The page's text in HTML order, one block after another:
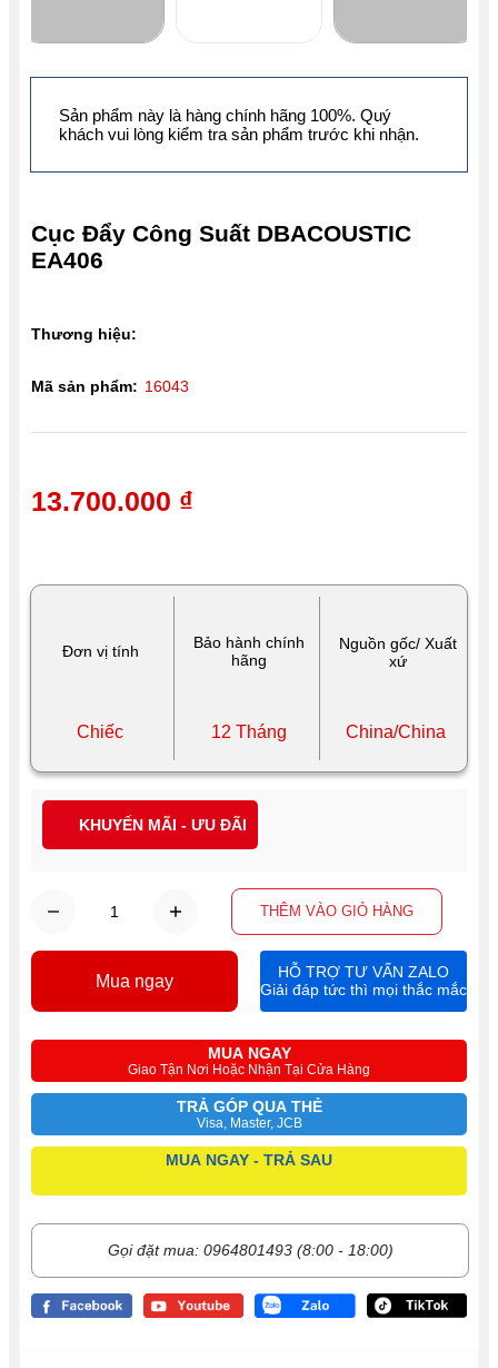
Đơn vị tính
Bảo hành chính
hãng
Nguồn gốc/ Xuất
xứ
Chiếc 12 Tháng China/China
Cục Đẩy Công Suất DBACOUSTIC
EA406
THÊM VÀO GIỎ HÀNG
MUA NGAY
Giao Tận Nơi Hoặc Nhận Tại Cửa Hàng
TRẢ GÓP QUA THẺ
Visa, Master, JCB
MUA NGAY - TRẢ SAU
Gọi đặt mua: 0964801493 (8:00 - 18:00)
13.700.000 ₫
Thương hiệu:
Mã sản phẩm: 16043
Mua ngay
HỖ TRỢ TƯ VẤN ZALO
Giải đáp tức thì mọi thắc mắc
KHUYẾN MÃI - ƯU ĐÃI
Sản phẩm này là hàng chính hãng 100%. Quý
khách vui lòng kiểm tra sản phẩm trước khi nhận.